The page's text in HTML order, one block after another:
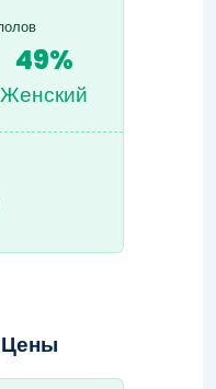
49%
Женский